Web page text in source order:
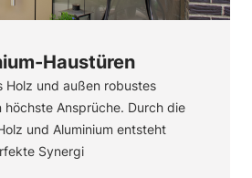
Haustüren
Holz und außen robustes
höchste Ansprüche. Durch die
und Aluminium entsteht
Synergi